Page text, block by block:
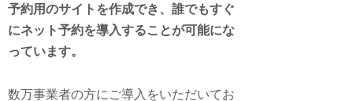
予約用のサイトを作成でき、誰でもすぐ
にネット予約を導入することが可能にな
っています。
数万事業者の方にご導入をいただいてお